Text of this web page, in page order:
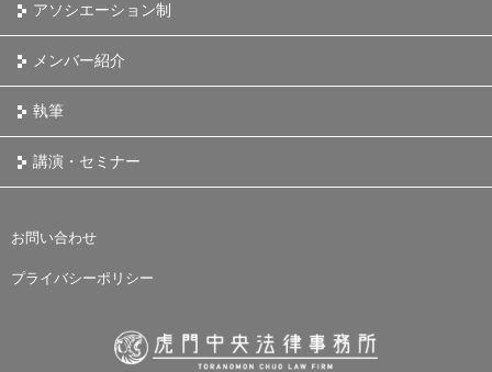
アソシエーション制
メンバー紹介
執筆
講演・セミナー
お問い合わせ
プライバシーポリシー